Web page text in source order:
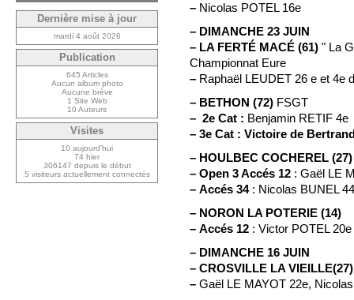
– Nicolas POTEL 16e
– DIMANCHE 23 JUIN
– LA FERTÉ MACÉ (61) " La
Championnat Eure
– Raphaël LEUDET 26 e et 4e
– BETHON (72) FSGT
– 2e Cat : Benjamin RETIF 4e
– 3e Cat : Victoire de
– HOULBEC COCHEREL
– Open 3 Accés 12 : Gaël LE
– Accés 34: Nicolas BUNEL
– NORON LA POTERIE (14)
– Accés 12 : Victor POTEL 20e
– DIMANCHE 16 JUIN
– CROSVILLE LA VIEILLE(27)
– Gaël LE MAYOT 22e,
Dernière mise à jour
mardi 4 août 2026
Publication
645 Articles
Aucun album photo
Aucune brève
1 Site Web
10 Auteurs
Visites
10 aujourd’hui
74 hier
306147 depuis le début
5 visiteurs actuellement connectés